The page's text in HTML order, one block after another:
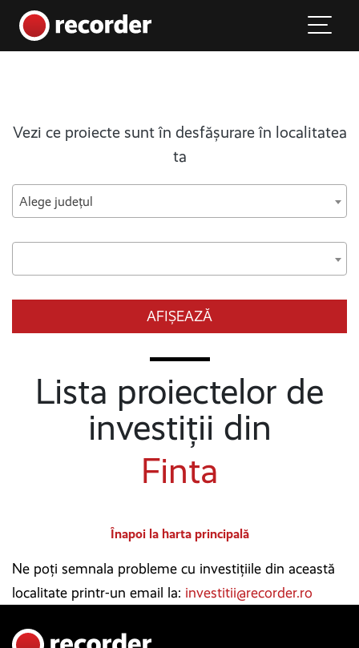
Main Navigation
Vezi ce proiecte sunt în desfășurare în localitatea
ta
Alege județul
AFIȘEAZĂ
Lista proiectelor de
investiții din
Finta
Înapoi la harta principală
Ne poți semnala probleme cu investițiile din această
localitate printr-un email la: investitii@recorder.ro